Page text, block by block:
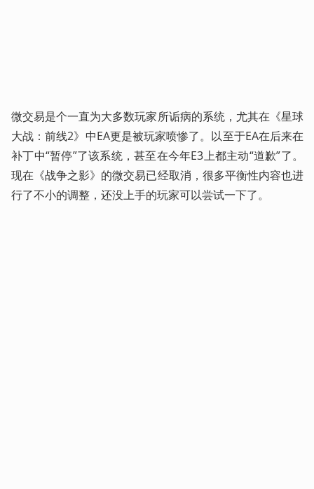
微交易是个一直为大多数玩家所诟病的系统，尤其在《星球
大战：前线2》中EA更是被玩家喷惨了。以至于EA在后来在
补丁中“暂停”了该系统，甚至在今年E3上都主动“道歉”了。
现在《战争之影》的微交易已经取消，很多平衡性内容也进
行了不小的调整，还没上手的玩家可以尝试一下了。